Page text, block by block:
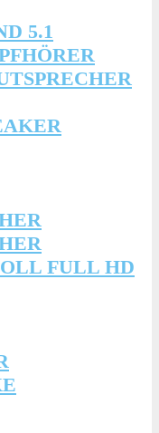
5.1
FULL HD